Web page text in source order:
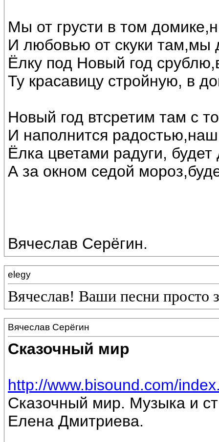
Мы от грусти в том
И любовью от скуки там,мы
Ёлку под Новый год
Ту красавицу стройную, в
Новый год втсретим там с
И наполнится
Ёлка цветами радуги,
А за окном седой
Вячеслав Серёгин.
elegy
Вячеслав! Ваши песни просто
Вячеслав Серёгин
Сказочный мир
http://www.bisound.com/
Сказочный мир. Музыка и
Елена Дмитриева.